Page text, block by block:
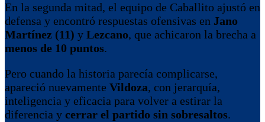
En la segunda mitad, el equipo de Caballito ajustó en
defensa y encontró respuestas ofensivas en Jano
Martínez (11) y Lezcano, que achicaron la brecha a
menos de 10 puntos.
Pero cuando la historia parecía complicarse,
apareció nuevamente Vildoza, con jerarquía,
inteligencia y eficacia para volver a estirar la
diferencia y cerrar el partido sin sobresaltos.